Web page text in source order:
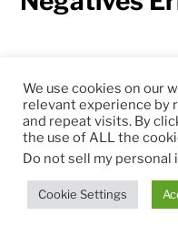
Bereich
Demokratie &
Rechtsstaat
Korruption &
We use cookies on our
relevant experience by
and repeat visits. By
the use of ALL the
Do not sell my personal
Cookie Settings